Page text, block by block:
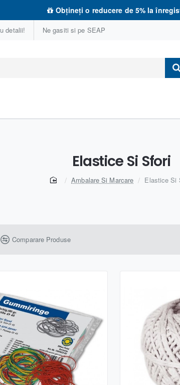
Obțineți o reducere de 5% la
detalii! Ne gasiti si pe SEAP
Elastice Si Sfori
homeAmbalare Si Marcare Elastice Si
Comparare Produse